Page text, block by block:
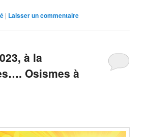
| Laisser un commentaire
à la
Osismes à